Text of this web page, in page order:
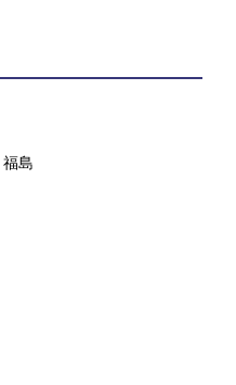
福島